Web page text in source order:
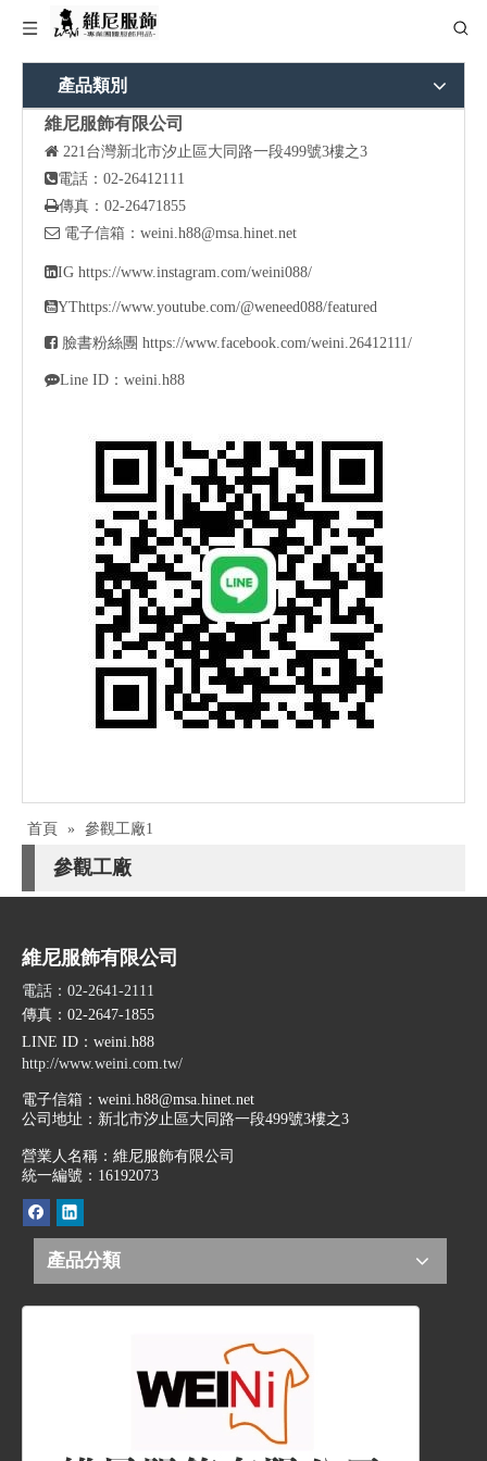
產品類別
維尼服飾有限公司
 221台灣新北市汐止區大同路一段499號3樓之3
電話：02-26412111
傳真：02-26471855
 電子信箱： weini.h88@msa.hinet.net
IG https://www.instagram.com/weini088/
YThttps://www.youtube.com/@weneed088/featured
 臉書粉絲團 https://www.facebook.com/weini.26412111/
Line ID：weini.h88
首頁 » 參觀工廠1
參觀工廠
維尼服飾有限公司
電話：02-2641-2111
傳真：02-2647-1855
LINE ID ：weini.h88
http://www.weini.com.tw/
電子信箱： weini.h88@msa.hinet.net
公司地址： 新北市汐止區大同路一段499號3樓之3
營業人名稱：維尼服飾有限公司
統一編號：16192073
產品分類